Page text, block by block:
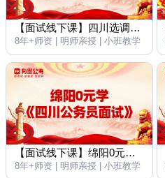
【面试线下课】四川选调面试培训班
8年+师资 | 明师亲授 | 小班教学
【面试线下课】绵阳0元学公务员面试考试培训
8年+师资 | 明师亲授 | 小班教学